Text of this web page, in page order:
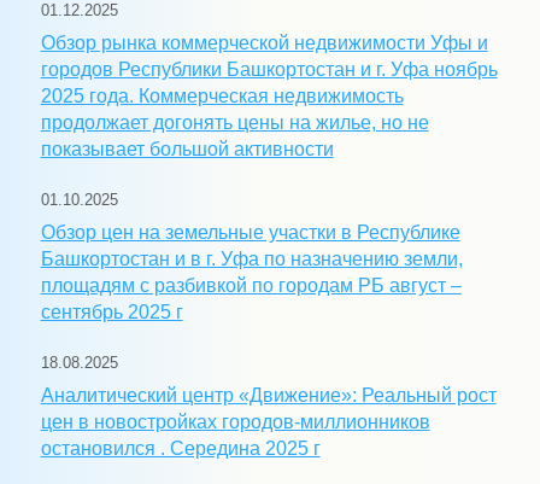
01.12.2025
Обзор рынка коммерческой недвижимости Уфы и
городов Республики Башкортостан и г. Уфа ноябрь
2025 года. Коммерческая недвижимость
продолжает догонять цены на жилье, но не
показывает большой активности
01.10.2025
Обзор цен на земельные участки в Республике
Башкортостан и в г. Уфа по назначению земли,
площадям с разбивкой по городам РБ август –
сентябрь 2025 г
18.08.2025
Аналитический центр «Движение»: Реальный рост
цен в новостройках городов-миллионников
остановился . Середина 2025 г